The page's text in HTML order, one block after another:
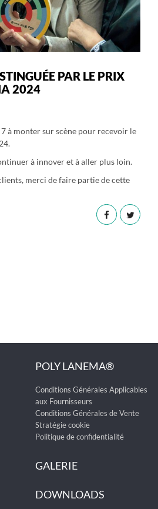
PAR LE PRIX
2024
7 à monter sur scène pour recevoir le
à innover et à aller plus loin.
merci de faire partie de cette
POLY LANEMA®
Conditions Générales Applicables
aux Fournisseurs
Conditions Générales de Vente
Stratégie cookie
Politique de confidentialité
GALERIE
DOWNLOADS